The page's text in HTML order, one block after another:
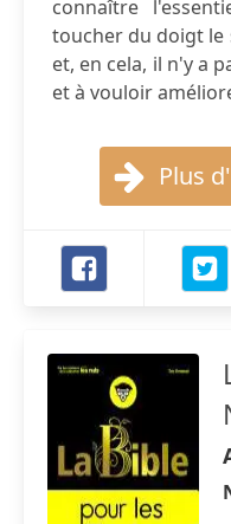
connaître
toucher du doigt
et, en cela, il n'y a
et à vouloir
Plus